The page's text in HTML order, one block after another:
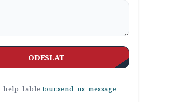
ODESLAT
tour.send_us_message